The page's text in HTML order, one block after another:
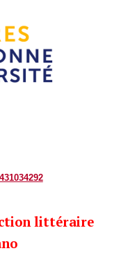
littéraire